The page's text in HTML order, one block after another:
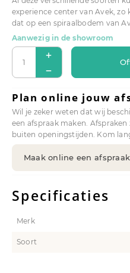
experience center van Avek, zo
dat op een spiraalbodem van
Aanwezig in de showroom
Plan online jouw
Wil je zeker weten dat wij
een afspraak maken.
buiten openingstijden. Kom
Maak online een afspraak
Specificaties
Merk
Soort